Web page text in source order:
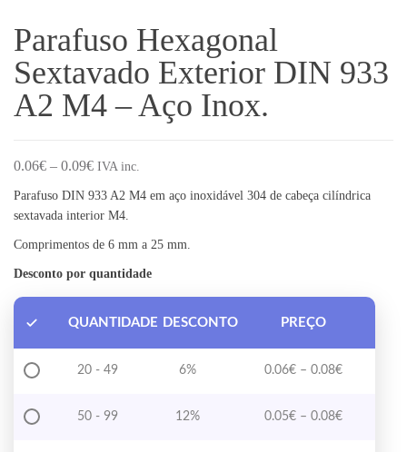
Parafuso Hexagonal
Sextavado Exterior DIN 933
A2 M4 – Aço Inox.
0.06€ – 0.09€Price range: 0.06€ through 0.09€
IVA inc.
Parafuso DIN 933 A2 M4 em aço inoxidável 304 de cabeça cilíndrica
sextavada interior M4.
Comprimentos de 6 mm a 25 mm.
Desconto por quantidade
QUANTIDADE DESCONTO PREÇO
20 - 49 6% 0.06€ – 0.08€Price
50 - 99 12% 0.05€ – 0.08€Price